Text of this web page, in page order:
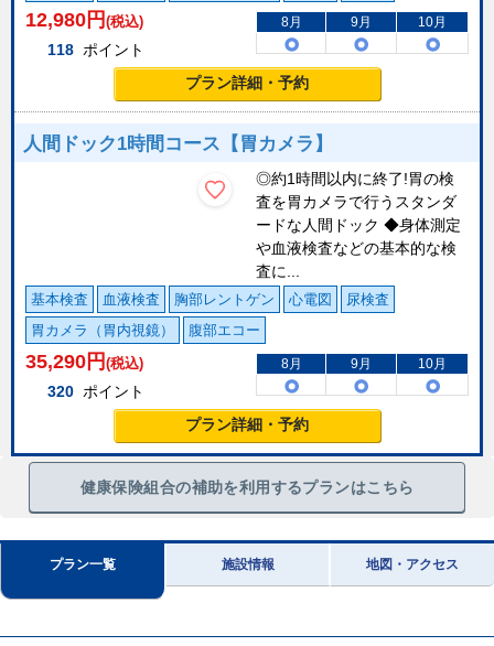
12,980 円 (税込)
118 ポイント
8月 9月 10月
プラン詳細・予約
人間ドック1時間コース【胃カメラ】
◎約1時間以内に終了!胃の検
査を胃カメラで行うスタンダ
ードな人間ドック ◆身体測定
や血液検査などの基本的な検
査に...
基本検査 血液検査 胸部レントゲン 心電図
尿検査
胃カメラ（胃内視鏡）
腹部エコー
35,290 円 (税込)
320 ポイント
8月 9月 10月
プラン詳細・予約
健康保険組合の補助を利用するプランはこちら
プラン一覧 施設情報 地図・アクセス